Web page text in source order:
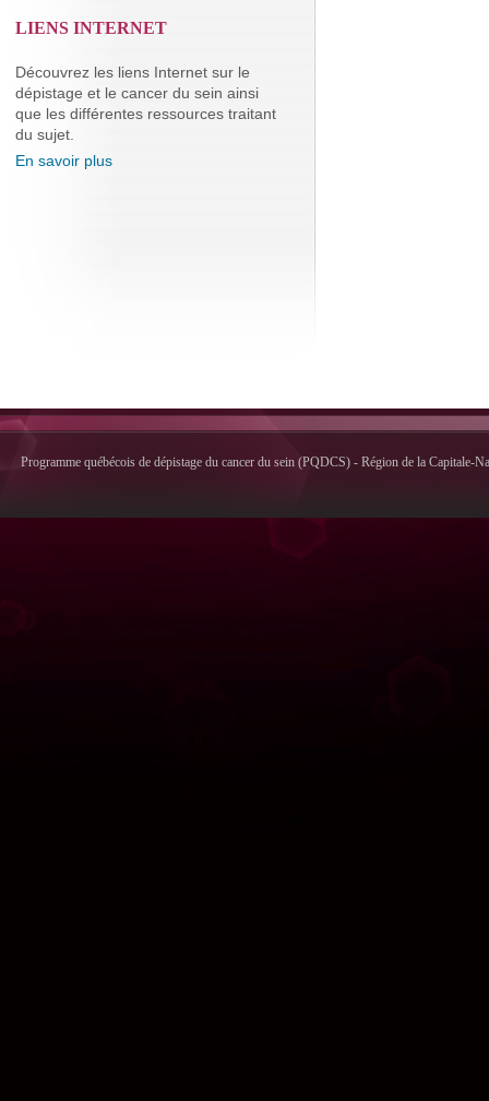
LIENS INTERNET
Découvrez les liens Internet sur le
dépistage et le cancer du sein ainsi
que les différentes ressources traitant
du sujet.
En savoir plus
Programme québécois de dépistage du cancer du sein (PQDCS) - Région de la Capitale-